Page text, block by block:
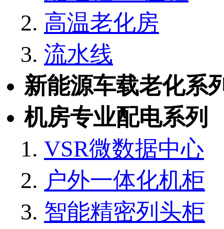
高温老化房
流水线
新能源车载老化系
机房专业配电系列
VSR微数据中心
户外一体化机柜
智能精密列头柜